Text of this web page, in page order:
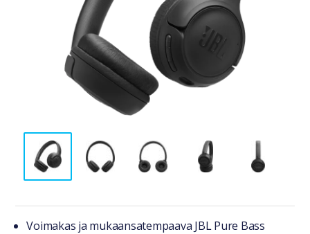
Tuotteesta lyhyesti
Voimakas ja mukaansatempaava JBL Pure Bass